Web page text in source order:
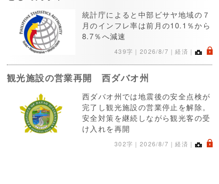
統計庁によると中部ビサヤ地域の７
月のインフレ率は前月の10.1％から
8.7％へ減速
439字｜ 2026/8/7 ｜経済｜ .
観光施設の営業再開 西ダバオ州
西ダバオ州では地震後の安全点検が
完了し観光施設の営業停止を解除。
安全対策を継続しながら観光客の受
け入れを再開
302字｜ 2026/8/7 ｜経済｜ .